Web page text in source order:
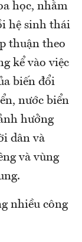
học, nhằm
hệ sinh thái
thuận theo
kể vào việc
biến đổi
nước biển
hưởng
dân và
và vùng
nhiều công